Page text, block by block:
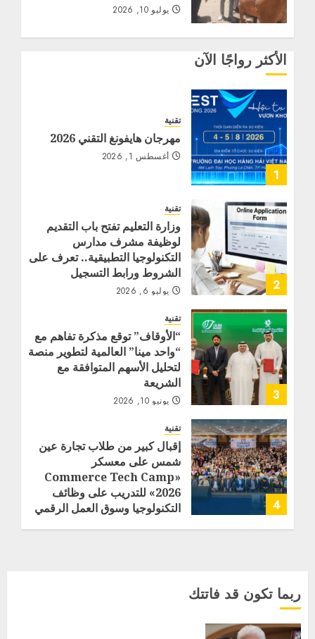
يوليو 10, 2026
الأكثر رواجًا الآن
1
تقنية
مهرجان هايفونغ التقني 2026
أغسطس 1, 2026
2
تقنية
وزارة التعليم تفتح باب التقديم
لوظيفة مشرف مدارس
التكنولوجيا التطبيقية.. تعرف على
الشروط ورابط التسجيل
يوليو 6, 2026
3
تقنية
“الأوقاف” توقع مذكرة تفاهم مع
“واحد مينا” العالمية لتطوير منصة
لتحليل الأسهم المتوافقة مع
الشريعة
يونيو 10, 2026
4
تقنية
إقبال كبير من طلاب تجارة عين
شمس على معسكر
«Commerce Tech Camp
2026» للتدريب على وظائف
التكنولوجيا وسوق العمل الرقمي
مايو 15, 2026
ربما تكون قد فاتتك